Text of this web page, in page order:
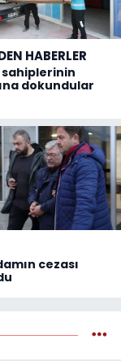
HABERLER
dokundular
cezası